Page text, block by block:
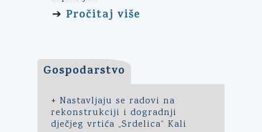
➔ Pročitaj više
Gospodarstvo
+ Nastavljaju se radovi na
rekonstrukciji i dogradnji
dječjeg vrtića „Srdelica“ Kali